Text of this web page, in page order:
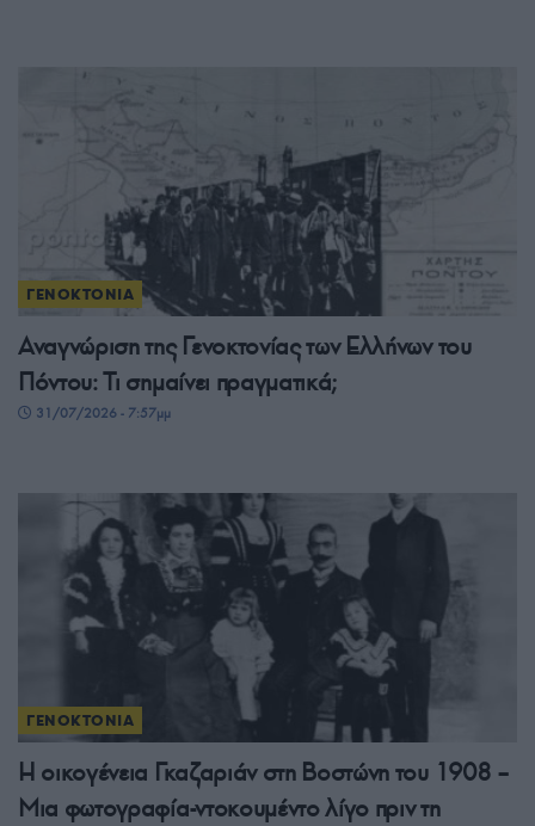
ΓΕΝΟΚΤΟΝΙΑ
Αναγνώριση της Γενοκτονίας των Ελλήνων του
Πόντου: Τι σημαίνει πραγματικά;
31/07/2026 - 7:57μμ
ΓΕΝΟΚΤΟΝΙΑ
Η οικογένεια Γκαζαριάν στη Βοστώνη του 1908 –
Μια φωτογραφία-ντοκουμέντο λίγο πριν τη